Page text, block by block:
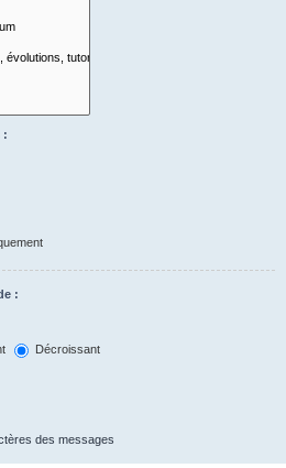
:
:
Décroissant
des messages